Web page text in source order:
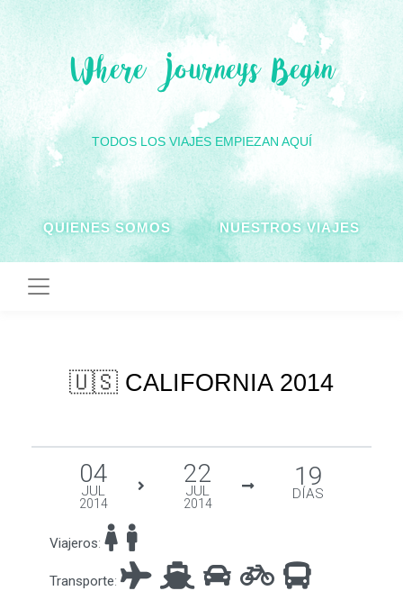
Where Journeys Begin
TODOS LOS VIAJES EMPIEZAN AQUÍ
QUIENES SOMOS NUESTROS VIAJES
🇺🇸 CALIFORNIA 2014
04
JUL
2014
22
JUL
2014
19
DÍAS
Viajeros:
Transporte: